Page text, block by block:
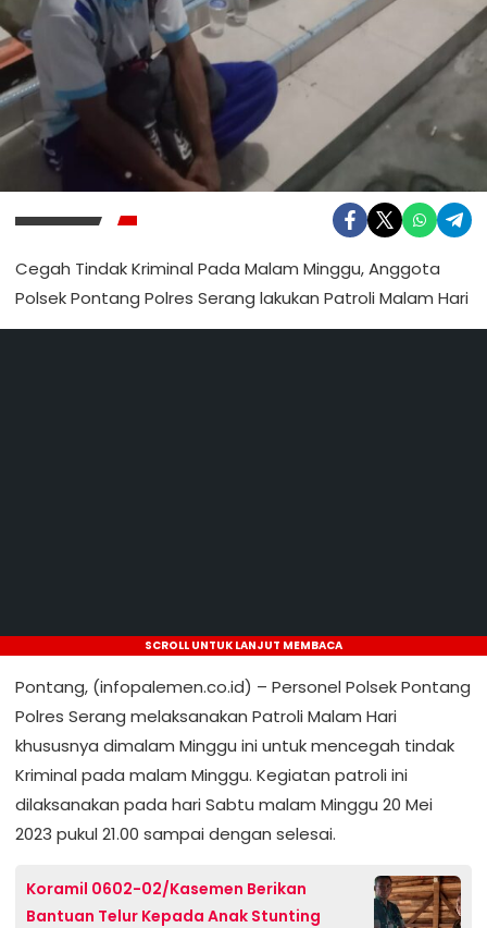
Cegah Tindak Kriminal Pada Malam Minggu, Anggota
Polsek Pontang Polres Serang lakukan Patroli Malam Hari
SCROLL UNTUK LANJUT MEMBACA
Pontang, (infopalemen.co.id) – Personel Polsek Pontang
Polres Serang melaksanakan Patroli Malam Hari
khususnya dimalam Minggu ini untuk mencegah tindak
Kriminal pada malam Minggu. Kegiatan patroli ini
dilaksanakan pada hari Sabtu malam Minggu 20 Mei
2023 pukul 21.00 sampai dengan selesai.
Koramil 0602-02/Kasemen Berikan
Bantuan Telur Kepada Anak Stunting